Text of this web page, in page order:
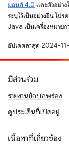
มอนส์ 4.0 และตัวอย่า
ระบุไว้เป็นอย่างอื่น โปร
Java เป็นเครื่องหมาย
อัปเดตล่าสุด 2024-
มีส่วนร่วม
รายงานข้อบกพร่อง
ดูประเด็นที่เปิดอยู่
เนื้อหาที่เกี่ยวข้อง